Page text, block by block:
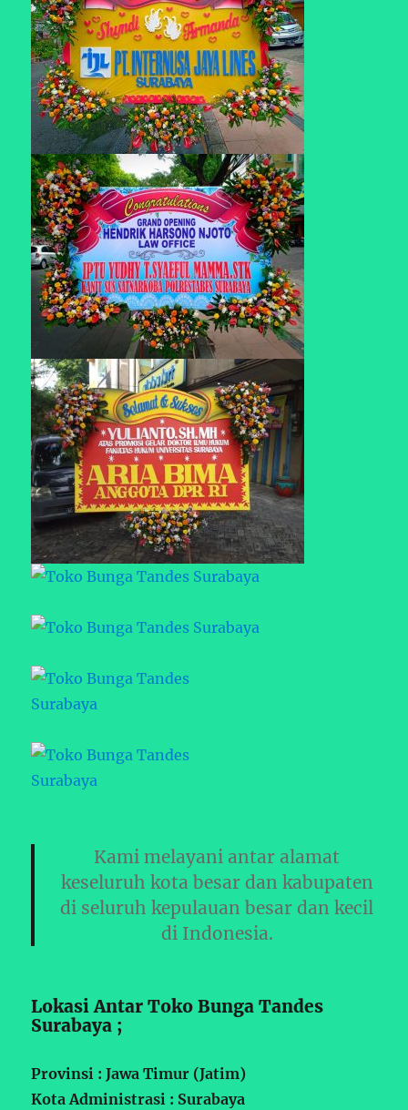
Kami melayani antar alamat
keseluruh kota besar dan kabupaten
di seluruh kepulauan besar dan kecil
di Indonesia.
Lokasi Antar Toko Bunga Tandes
Surabaya ;
Provinsi : Jawa Timur (Jatim)
Kota Administrasi : Surabaya